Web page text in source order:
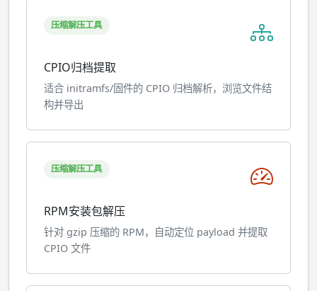
压缩解压工具
CPIO归档提取
适合 initramfs/固件的 CPIO 归档解析，浏览文件结
构并导出
压缩解压工具
RPM安装包解压
针对 gzip 压缩的 RPM，自动定位 payload 并提取
CPIO 文件